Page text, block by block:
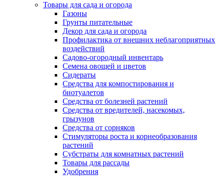
Товары для сада и огорода
Газоны
Грунты питательные
Декор для сада и огорода
Профилактика от внешних неблагоприятных
воздействий
Садово-огородный инвентарь
Семена овощей и цветов
Сидераты
Средства для компостирования и
биотуалетов
Средства от болезней растений
Средства от вредителей, насекомых,
грызунов
Средства от сорняков
Стимуляторы роста и корнеобразования
растений
Субстраты для комнатных растений
Товары для рассады
Удобрения